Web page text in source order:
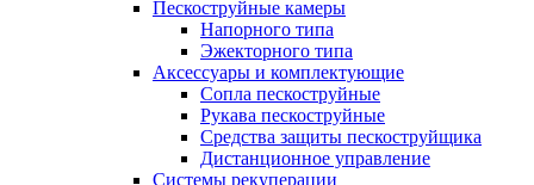
Пескоструйные камеры
Напорного типа
Эжекторного типа
Аксессуары и комплектующие
Сопла пескоструйные
Рукава пескоструйные
Средства защиты пескоструйщика
Дистанционное управление
Системы рекуперации